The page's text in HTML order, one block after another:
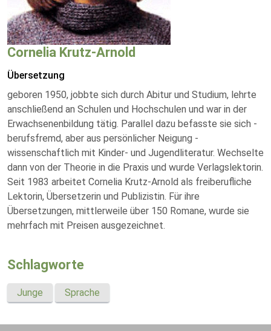
Cornelia Krutz-Arnold
Übersetzung
geboren 1950, jobbte sich durch Abitur und Studium, lehrte
anschließend an Schulen und Hochschulen und war in der
Erwachsenenbildung tätig. Parallel dazu befasste sie sich -
berufsfremd, aber aus persönlicher Neigung -
wissenschaftlich mit Kinder- und Jugendliteratur. Wechselte
dann von der Theorie in die Praxis und wurde Verlagslektorin.
Seit 1983 arbeitet Cornelia Krutz-Arnold als freiberufliche
Lektorin, Übersetzerin und Publizistin. Für ihre
Übersetzungen, mittlerweile über 150 Romane, wurde sie
mehrfach mit Preisen ausgezeichnet.
Schlagworte
Junge Sprache